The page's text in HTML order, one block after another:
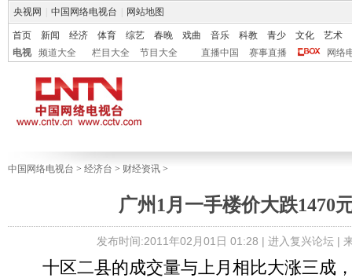
央视网 中国网络电视台 网站地图
首页 新闻 经济 体育 综艺 春晚 戏曲 音乐 科教 青少 文化
艺术
电视
频道大全 栏目大全 节目大全 直播中国 赛事直播 网络
中国网络电视台 > 经济台 > 财经资讯 >
广州1月一手楼价大跌1470
发布时间:2011年02月01日 01:28 | 进入复兴论坛|
十区二县的成交量与上月相比大涨三成